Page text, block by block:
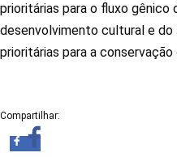
prioritárias para o fluxo gênico
desenvolvimento cultural e
prioritárias para a
Compartilhar: